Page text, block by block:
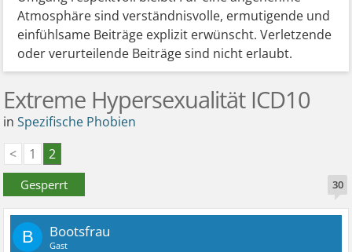
Atmosphäre sind verständnisvolle, ermutigende und
einfühlsame Beiträge explizit erwünscht. Verletzende
oder verurteilende Beiträge sind nicht erlaubt.
Extreme Hypersexualität ICD10
inSpezifische Phobien
<
1 2
Gesperrt 30
B Bootsfrau
Gast